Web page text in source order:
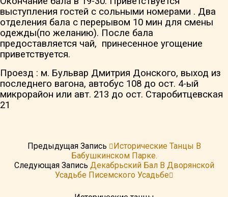
выступления гостей с сольными номерами . Два
отделения бала с перерывом 10 мин для смены
одежды(по желанию). После бала
предоставляется чай, принесенное угощение
приветствуется.
Проезд : м. Бульвар Дмитрия Донского, выход из
последнего вагона, автобус 108 до ост. 4-ый
микрорайон или авт. 213 до ост. Старобитцевская
21
Предыдущая Запись
Исторические Танцы В
Бабушкинском Парке.
Следующая Запись Декабрьский Бал В Дворянской
Усадьбе Писемского Усадьбе